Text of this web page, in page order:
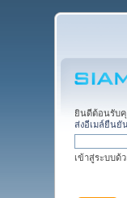
ยินดีต้อนรับ
ส่งอีเมล์ยืนยั
เข้าสู่ระบบด้